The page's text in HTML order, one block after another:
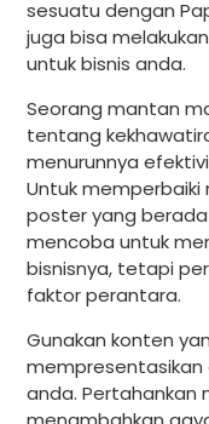
sesuatu dengan
juga bisa
untuk bisnis anda.
Seorang mantan
tentang
menurunnya
Untuk
poster yang
mencoba untuk
bisnisnya, tetapi
faktor perantara.
Gunakan konten
anda. Pertahankan